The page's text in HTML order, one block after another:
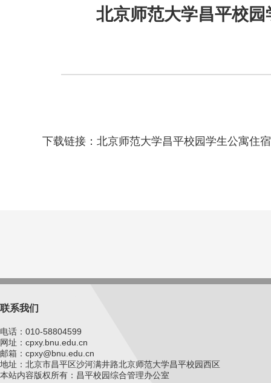
北京师范大学昌平校
下载链接： 北京师范大学昌平校园学生公寓住
联系我们
电话：010-58804599
网址：cpxy.bnu.edu.cn
邮箱：cpxy@bnu.edu.cn
地址：北京市昌平区沙河满井路北京师范大学昌平校园西区
本站内容版权所有：昌平校园综合管理办公室